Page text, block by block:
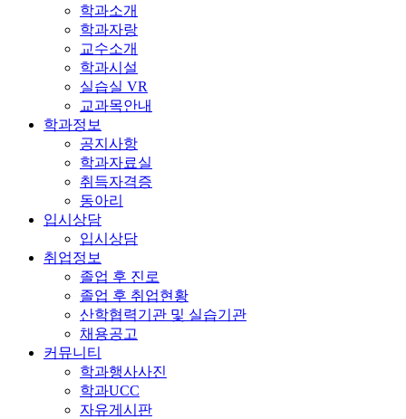
학과소개
학과자랑
교수소개
학과시설
실습실 VR
교과목안내
학과정보
공지사항
학과자료실
취득자격증
동아리
입시상담
입시상담
취업정보
졸업 후 진로
졸업 후 취업현황
산학협력기관 및 실습기관
채용공고
커뮤니티
학과행사사진
학과UCC
자유게시판